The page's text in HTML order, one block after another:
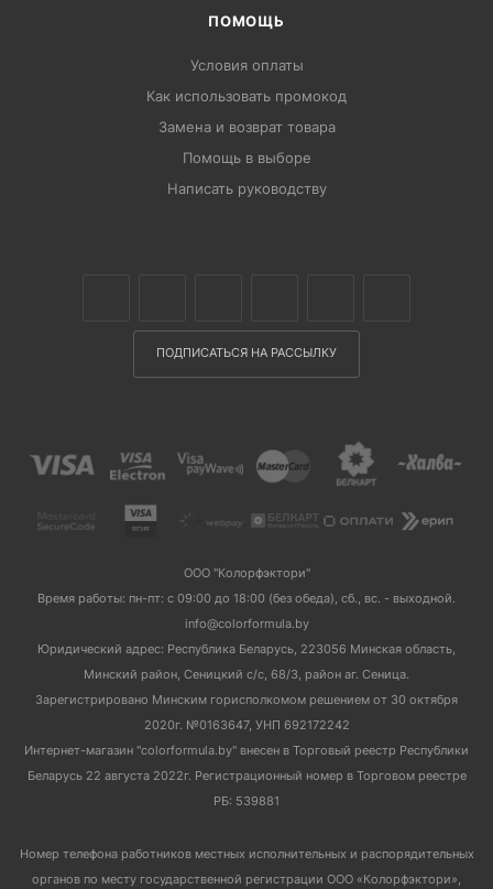
ПОМОЩЬ
Условия оплаты
Как использовать промокод
Замена и возврат товара
Помощь в выборе
Написать руководству
ПОДПИСАТЬСЯ НА РАССЫЛКУ
ООО "Колорфэктори"
Время работы: пн-пт: с 09:00 до 18:00 (без обеда), сб., вс. - выходной.
info@colorformula.by
Юридический адрес: Республика Беларусь, 223056 Минская область,
Минский район, Сеницкий с/с, 68/3, район аг. Сеница.
Зарегистрировано Минским горисполкомом решением от 30 октября
2020г. №0163647, УНП 692172242
Интернет-магазин "colorformula.by" внесен в Торговый реестр Республики
Беларусь 22 августа 2022г. Регистрационный номер в Торговом реестре
РБ: 539881
Номер телефона работников местных исполнительных и распорядительных
органов по месту государственной регистрации ООО «Колорфэктори»,